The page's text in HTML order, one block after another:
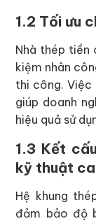
1.2 Tối ưu
Nhà thép tiền
kiệm nhân
thi công.
giúp doanh
hiệu quả sử
1.3 Kết
kỹ thuật
Hệ khung
đảm bảo độ